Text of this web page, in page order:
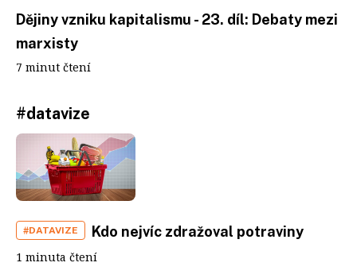
Dějiny vzniku kapitalismu - 23. díl: Debaty mezi
marxisty
7 minut čtení
#datavize
#DATAVIZE Kdo nejvíc zdražoval potraviny
1 minuta čtení